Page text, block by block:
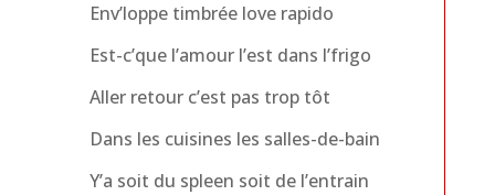
Env’loppe timbrée love rapido
Est-c’que l’amour l’est dans l’frigo
Aller retour c’est pas trop tôt
Dans les cuisines les salles-de-bain
Y’a soit du spleen soit de l’entrain